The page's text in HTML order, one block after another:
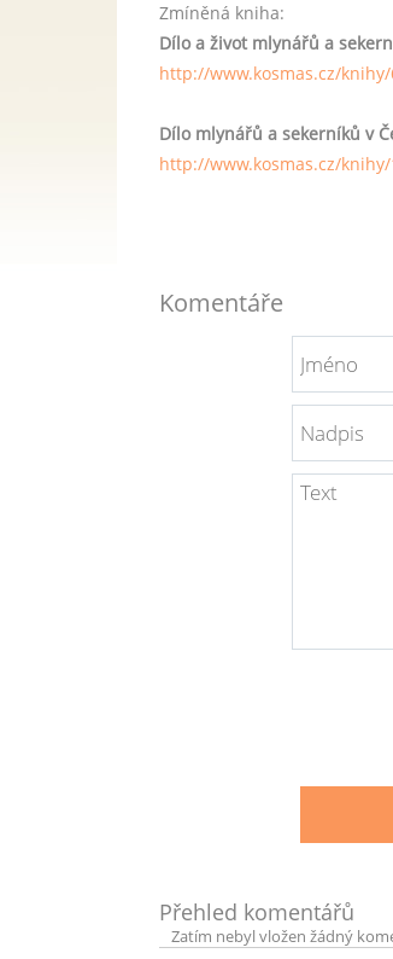
Zmíněná kniha:
Dílo a život mlynářů a
http://www.kosmas.cz/
Dílo mlynářů a sekerníků v
http://www.kosmas.cz/
Komentáře
Přehled komentářů
Zatím nebyl vložen žádný